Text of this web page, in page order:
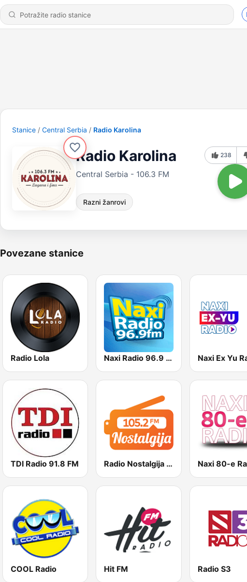
Stanice Central Serbia Radio Karolina
Radio Karolina
Central Serbia - 106.3 FM
Razni žanrovi
238
Povezane stanice
Radio Lola Naxi Radio 96.9 FM Naxi Ex Yu
TDI Radio 91.8 FM Radio Nostalgija 105.2 FM Naxi 80-e
COOL Radio Hit FM Radio S3